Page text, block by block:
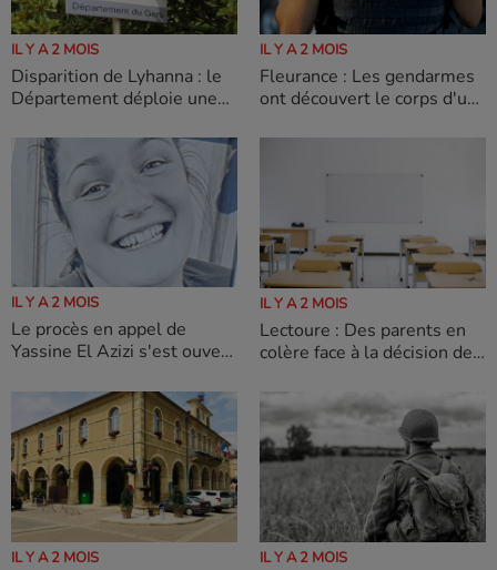
IL Y A 2 MOIS
Disparition de Lyhanna : le
Département déploie une
destination de ses agents
IL Y A 2 MOIS
Fleurance : Les gendarmes
ont découvert le corps d'un
IL Y A 2 MOIS
Le procès en appel de
Yassine El Azizi s'est ouvert
IL Y A 2 MOIS
Lectoure : Des parents en
colère face à la décision de
direction et l’impact sur
leurs enfants
IL Y A 2 MOIS IL Y A 2 MOIS